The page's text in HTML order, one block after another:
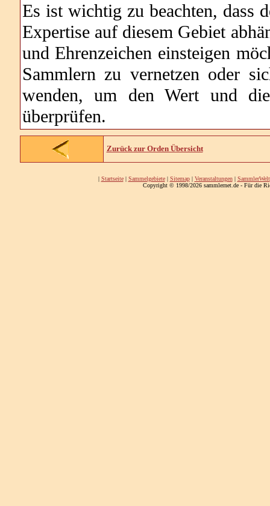
Es ist wichtig zu beachten, dass
Expertise auf diesem Gebiet
und Ehrenzeichen einsteigen
Sammlern zu vernetzen oder
wenden, um den Wert und
überprüfen.
Zurück zur Orden Übersicht
Startseite| Sammelgebiete| Sitemap| Veranstaltungen| SammlerWelt
Copyright © 1998/2026 sammlernet.de - Für die